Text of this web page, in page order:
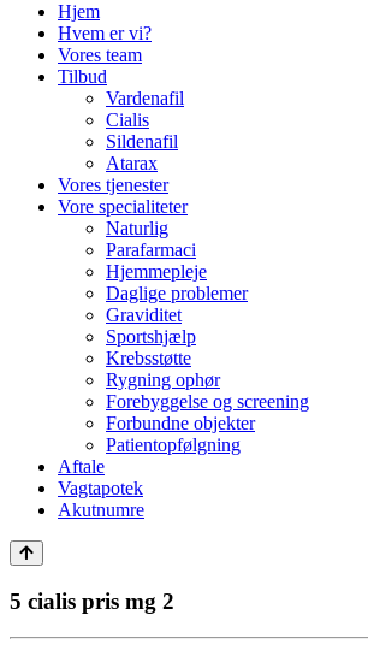
Hjem
Hvem er vi?
Vores team
Tilbud
Vardenafil
Cialis
Sildenafil
Atarax
Vores tjenester
Vore specialiteter
Naturlig
Parafarmaci
Hjemmepleje
Daglige problemer
Graviditet
Sportshjælp
Krebsstøtte
Rygning ophør
Forebyggelse og screening
Forbundne objekter
Patientopfølgning
Aftale
Vagtapotek
Akutnumre
5 cialis pris mg 2